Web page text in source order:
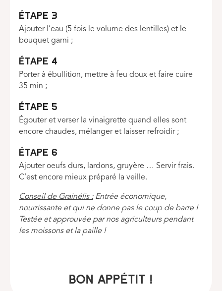
Étape 3
Ajouter l’eau (5 fois le volume des lentilles) et le
bouquet garni ;
Étape 4
Porter à ébullition, mettre à feu doux et faire cuire
35 min ;
Étape 5
Égouter et verser la vinaigrette quand elles sont
encore chaudes, mélanger et laisser refroidir ;
Étape 6
Ajouter oeufs durs, lardons, gruyère … Servir frais.
C’est encore mieux préparé la veille.
Conseil de Grainélis :Entrée économique,
nourrissante et qui ne donne pas le coup de barre !
Testée et approuvée par nos agriculteurs pendant
les moissons et la paille !
BON APPÉTIT !